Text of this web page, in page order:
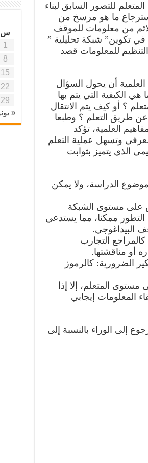
للتصور السابق لبناء
ما هو مرسخ من
من معلومات للموقف
في تكوين” شبكة تحليلية ”
للمعلومات قصد
أن يحول السؤال
الكيفية التي يتم بها
؟ أو كيف يتم الانتقال
عن طريق التعلم ؟ وطبعا
العلمية، تؤكد
وتسهل عملية التعلم
الذي يتميز بثوابت
الدراسة، ولا يمكن
على مستوى الشبكة
التطور ممكنا، مما يستدعي
البيداغوجي.
التجارب
أو مناقشتها.
الضرورية: كالرموز
المتعلم، إلا إذا
المعلومات إيجابي
إلى الوراء بالنسبة إلى
س
1
8
15
22
29
«